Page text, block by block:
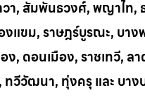
า, สัมพันธวงศ์, พญาไท,
แขม, ราษฎร์บูรณะ, บา
, ดอนเมือง, ราชเทวี,
ทวีวัฒนา, ทุ่งครุ และ บาง